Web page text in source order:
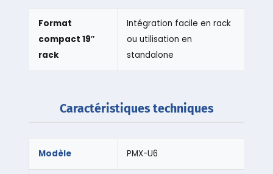
Format
compact 19″
rack
Intégration facile en rack
ou utilisation en
standalone
Caractéristiques techniques
Modèle PMX-U6